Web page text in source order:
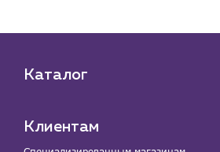
Каталог
Клиентам